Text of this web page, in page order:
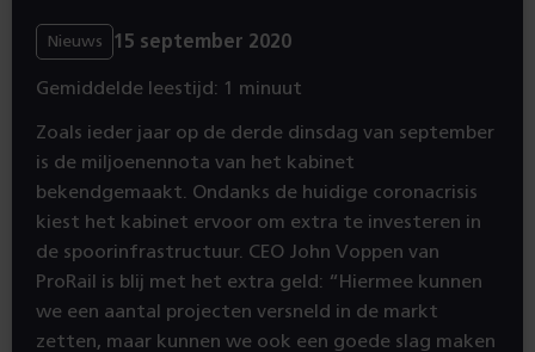
Nieuws 15 september 2020
Gemiddelde leestijd: 1 minuut
Zoals ieder jaar op de derde dinsdag van september
is de miljoenennota van het kabinet
bekendgemaakt. Ondanks de huidige coronacrisis
kiest het kabinet ervoor om extra te investeren in
de spoorinfrastructuur. CEO John Voppen van
ProRail is blij met het extra geld: “Hiermee kunnen
we een aantal projecten versneld in de markt
zetten, maar kunnen we ook een goede slag maken